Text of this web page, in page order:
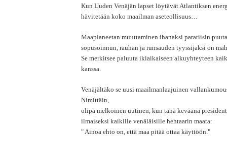
Kun Uuden Venäjän lapset löytävät Atlantiksen
hävitetään koko maailman aseteollisuus…
Maaplaneetan muuttaminen ihanaksi paratiisin
sopusoinnun, rauhan ja runsauden tyyssijaksi on
Se merkitsee paluuta ikiaikaiseen alkuyhteyteen
kanssa.
Venäjältäko se uusi maailmanlaajuinen
Nimittäin,
olipa melkoinen uutinen, kun tänä keväänä
ilmaiseksi kaikille venäläisille hehtaarin maata:
" Ainoa ehto on, että maa pitää ottaa käyttöön."